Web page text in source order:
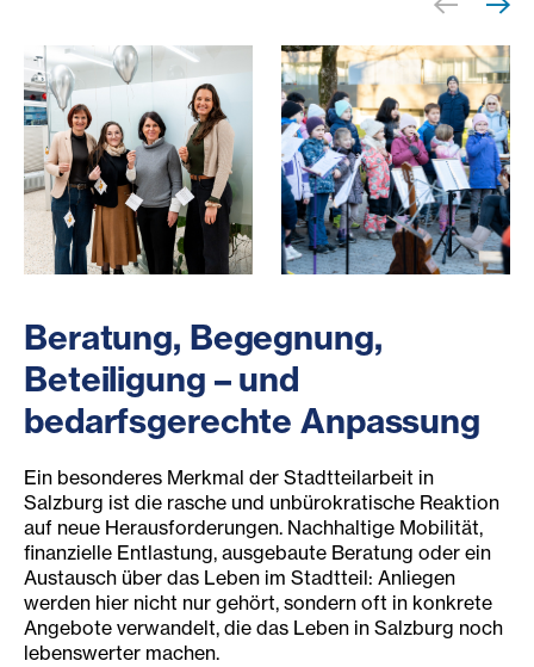
Beratung, Begegnung,
Beteiligung – und
bedarfsgerechte Anpassung
Ein besonderes Merkmal der Stadtteilarbeit in
Salzburg ist die rasche und unbürokratische Reaktion
auf neue Herausforderungen. Nachhaltige Mobilität,
finanzielle Entlastung, ausgebaute Beratung oder ein
Austausch über das Leben im Stadtteil: Anliegen
werden hier nicht nur gehört, sondern oft in konkrete
Angebote verwandelt, die das Leben in Salzburg noch
lebenswerter machen.